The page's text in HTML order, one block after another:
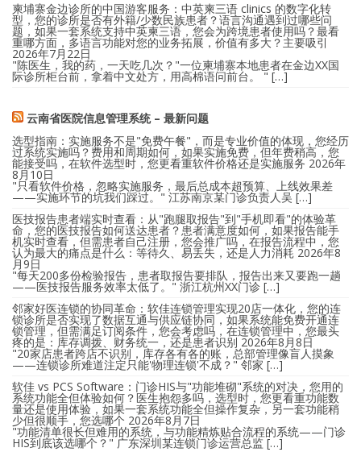
柬埔寨金边诊所的中国游客服务：中英柬三语 clinics 的数字化转
型，您的诊所是否有外籍/少数民族患者？语言沟通遇到过哪些问
题，如果一套系统支持中英柬三语，您会为跨境患者使用吗？最看
重哪方面，多语言功能对您的业务拓展，价值有多大？主要吸引
2026年7月22日
"陈医生，我的药，一天吃几次？"一位柬埔寨本地患者在金边XX国
际诊所柜台前，拿着中文处方，用高棉语问前台。 " […]
云南省医院信息管理系统 – 最新问题
选型指南：实施服务不是"免费午餐"，而是专业价值的体现，您经历
过系统实施吗？费用和周期如何，如果实施免费，但年费稍高，您
能接受吗，在软件选型时，您更看重软件价格还是实施服务 2026年
8月10日
"只看软件价格，忽略实施服务，最后总成本超预算、上线效果差
——实施环节的坑我们踩过。" 江苏南京某门诊负责人吴 […]
医技报告患者端实时查看：从"跑腿取报告"到"手机即看"的体验革
命，您的医技报告如何送达患者？患者满意度如何，如果报告能手
机实时查看，但需患者自己注册，您会推广吗，在报告流程中，您
认为最大的痛点是什么：等待久、易丢失，还是人力消耗 2026年8
月9日
"每天200多份检验报告，患者取报告要排队，报告出来又要跑一趟
——医技报告服务效率太低了。" 浙江杭州XX门诊 […]
邻家好医连锁的协同革命：软佳连锁管理实现20店一体化，您的连
锁诊所是否实现了数据互通与供应链协同，如果系统能免费开通连
锁管理，但需满足订阅条件，您会考虑吗，在连锁管理中，您最头
疼的是：库存调拨、财务统一，还是患者识别 2026年8月8日
"20家店患者跨店不识别，库存各有各的账，总部管理像盲人摸象
——连锁诊所难道注定只能'物理连锁'不成？" 邻家 […]
软佳 vs PCS Software：门诊HIS与"功能堆砌"系统的对决，您用的
系统功能全但体验如何？医生抱怨多吗，选型时，您更看重功能数
量还是使用体验，如果一套系统功能全但操作复杂，另一套功能稍
少但很顺手，您选哪个 2026年8月7日
"功能清单很长但难用的系统，与功能精炼贴合流程的系统——门诊
HIS到底该选哪个？" 广东深圳某连锁门诊运营总监 […]